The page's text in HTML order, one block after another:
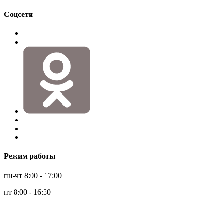
Соцсети
Режим работы
пн-чт 8:00 - 17:00
пт 8:00 - 16:30